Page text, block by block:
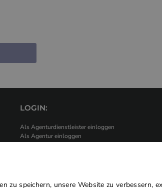
LOGIN:
Als Agenturdienstleister einloggen
Als Agentur einloggen
speichern, unsere Website zu verbessern,